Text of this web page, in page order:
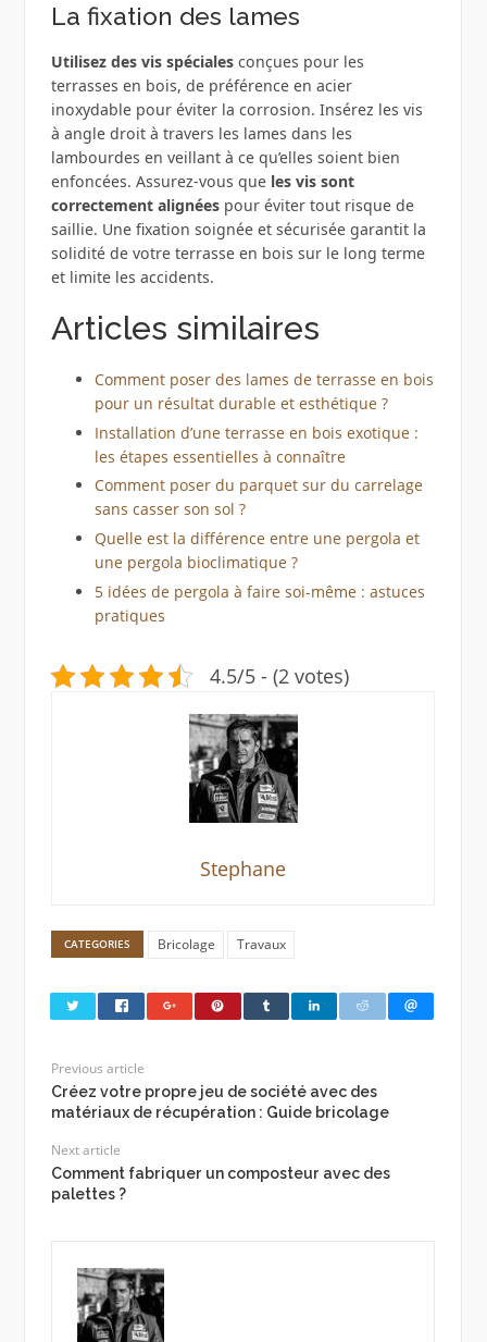
La fixation des lames
Utilisez des vis spécialesconçues pour les
terrasses en bois, de préférence en acier
inoxydable pour éviter la corrosion. Insérez les vis
à angle droit à travers les lames dans les
lambourdes en veillant à ce qu’elles soient bien
enfoncées. Assurez-vous que les vis sont
correctement alignéespour éviter tout risque de
saillie. Une fixation soignée et sécurisée garantit la
solidité de votre terrasse en bois sur le long terme
et limite les accidents.
Articles similaires
Comment poser des lames de terrasse en bois
pour un résultat durable et esthétique ?
Installation d’une terrasse en bois exotique :
les étapes essentielles à connaître
Comment poser du parquet sur du carrelage
sans casser son sol ?
Quelle est la différence entre une pergola et
une pergola bioclimatique ?
5 idées de pergola à faire soi-même : astuces
pratiques
4.5/5 - (2 votes)
Stephane
CATEGORIES Bricolage Travaux
Previous article
Créez votre propre jeu de société avec des
matériaux de récupération : Guide bricolage
Next article
Comment fabriquer un composteur avec des
palettes ?